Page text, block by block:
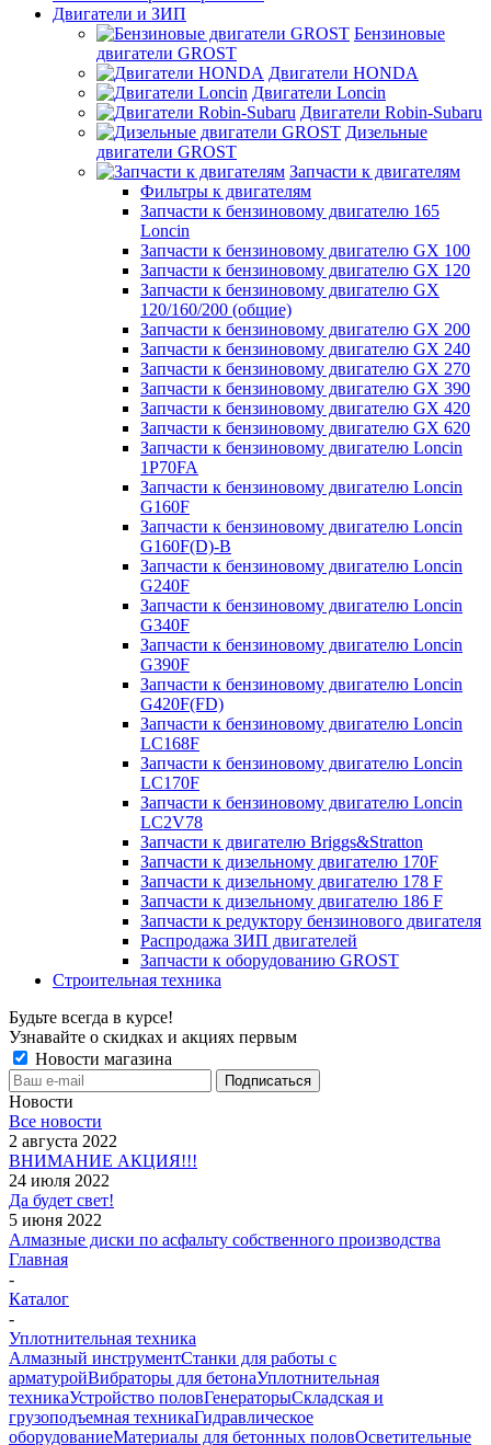
Двигатели и ЗИП
Бензиновые
двигатели GROST
Двигатели HONDA
Двигатели Loncin
Двигатели Robin-Subaru
Дизельные
двигатели GROST
Запчасти к двигателям
Фильтры к двигателям
Запчасти к бензиновому двигателю 165
Loncin
Запчасти к бензиновому двигателю GX 100
Запчасти к бензиновому двигателю GX 120
Запчасти к бензиновому двигателю GX
120/160/200 (общие)
Запчасти к бензиновому двигателю GX 200
Запчасти к бензиновому двигателю GX 240
Запчасти к бензиновому двигателю GX 270
Запчасти к бензиновому двигателю GX 390
Запчасти к бензиновому двигателю GX 420
Запчасти к бензиновому двигателю GX 620
Запчасти к бензиновому двигателю Loncin
1P70FA
Запчасти к бензиновому двигателю Loncin
G160F
Запчасти к бензиновому двигателю Loncin
G160F(D)-B
Запчасти к бензиновому двигателю Loncin
G240F
Запчасти к бензиновому двигателю Loncin
G340F
Запчасти к бензиновому двигателю Loncin
G390F
Запчасти к бензиновому двигателю Loncin
G420F(FD)
Запчасти к бензиновому двигателю Loncin
LC168F
Запчасти к бензиновому двигателю Loncin
LC170F
Запчасти к бензиновому двигателю Loncin
LC2V78
Запчасти к двигателю Briggs&Stratton
Запчасти к дизельному двигателю 170F
Запчасти к дизельному двигателю 178 F
Запчасти к дизельному двигателю 186 F
Запчасти к редуктору бензинового двигателя
Распродажа ЗИП двигателей
Запчасти к оборудованию GROST
Строительная техника
Будьте всегда в курсе!
Узнавайте о скидках и акциях первым
Новости магазина
Новости
Все новости
2 августа 2022
ВНИМАНИЕ АКЦИЯ!!!
24 июля 2022
Да будет свет!
5 июня 2022
Алмазные диски по асфальту собственного производства
Главная
-
Каталог
-
Уплотнительная техника
Алмазный инструментСтанки для работы с
арматуройВибраторы для бетонаУплотнительная
техникаУстройство половГенераторыСкладская и
грузоподъемная техникаГидравлическое
оборудованиеМатериалы для бетонных половОсветительные